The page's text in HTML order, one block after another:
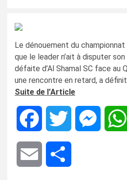
Le dénouement du championnat
que le leader n’ait à disputer
défaite d’Al Shamal SC face au
une rencontre en retard, a
Suite de l’Article
Facebook Twitter
Email